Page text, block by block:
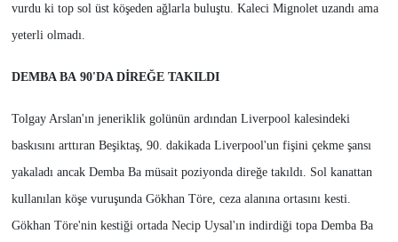
vurdu ki top sol üst köşeden ağlarla buluştu. Kaleci Mignolet uzandı ama
yeterli olmadı.
DEMBA BA 90'DA DİREĞE TAKILDI
Tolgay Arslan'ın jeneriklik golünün ardından Liverpool kalesindeki
baskısını arttıran Beşiktaş, 90. dakikada Liverpool'un fişini çekme şansı
yakaladı ancak Demba Ba müsait poziyonda direğe takıldı. Sol kanattan
kullanılan köşe vuruşunda Gökhan Töre, ceza alanına ortasını kesti.
Gökhan Töre'nin kestiği ortada Necip Uysal'ın indirdiği topa Demba Ba